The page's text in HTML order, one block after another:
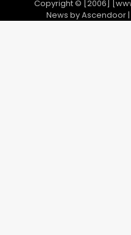
Copyright © [2006]
News byAscendoor|